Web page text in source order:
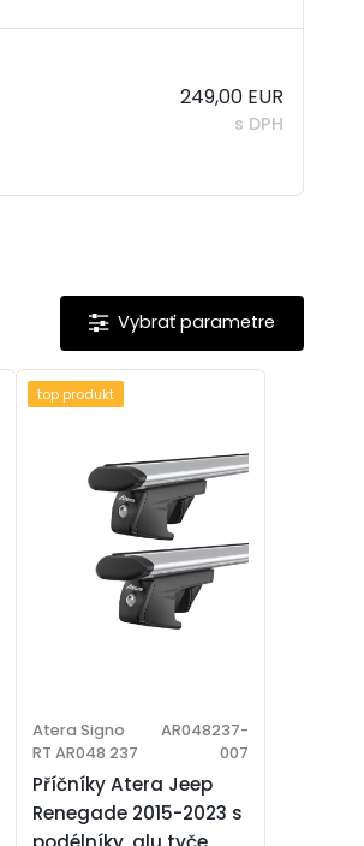
249,00 EUR
s DPH
Příčníky Atera Jeep
Renegade 2015-2023 s
Atera Signo
RT AR048 237
AR048237-
007
top produkt